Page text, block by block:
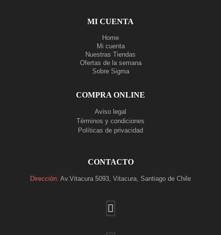
MI CUENTA
Home
Mi cuenta
Nuestras Tiendas
Ofertas de la semana
Sobre Sigma
COMPRA ONLINE
Aviso legal
Términos y condiciones
Políticas de privacidad
CONTACTO
Dirección: Av.Vitacura 5093, Vitacura, Santiago de Chile